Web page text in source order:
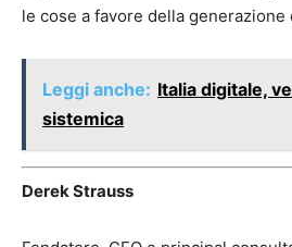
le cose a favore della generazione
Leggi anche: Italia digitale,
sistemica
Derek Strauss